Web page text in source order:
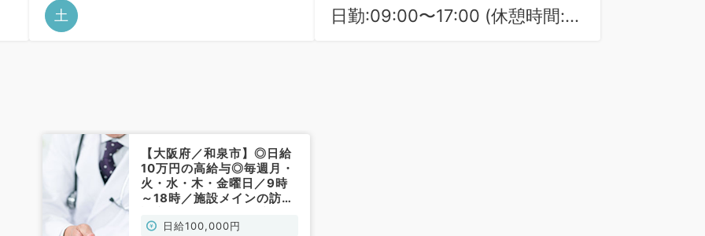
土
日勤:09:00〜17:00 (休憩時間:
【大阪府／和泉市】◎日給
10万円の高給与◎毎週月・
火・水・木・金曜日／9時
～18時／施設メインの訪問
常勤）日給100,000円